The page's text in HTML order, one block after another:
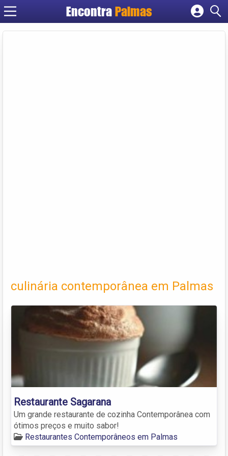
Encontra Palmas
Cadastrar empresa
culinária contemporânea em Palmas
Restaurante Sagarana
Um grande restaurante de cozinha Contemporânea com
ótimos preços e muito sabor!
Restaurantes Contemporâneos em Palmas